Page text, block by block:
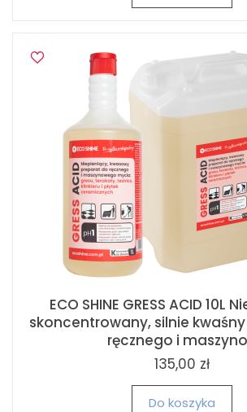
ECO SHINE GRESS ACID 10L
skoncentrowany, silnie
ręcznego i
135,00 zł
Do koszyka